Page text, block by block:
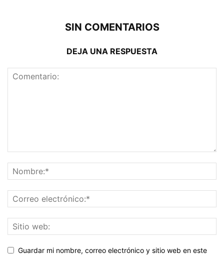
SIN COMENTARIOS
DEJA UNA RESPUESTA
Guardar mi nombre, correo electrónico y sitio web en este